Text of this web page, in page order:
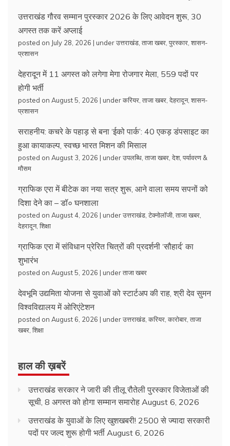
उत्तराखंड गौरव सम्मान पुरस्कार 2026 के लिए आवेदन शुरू, 30
अगस्त तक करें अप्लाई
posted on July 28, 2026 | underउत्तराखंड ताजा खबर पुरस्कार शासन-
प्रशासन
देहरादून में 11 अगस्त को लगेगा मेगा रोजगार मेला, 559 पदों पर
होगी भर्ती
posted on August 5, 2026 | underकरियर ताजा खबर देहरादून, शासन-
प्रशासन
सराहनीय: कचरे के पहाड़ से बना ‘ईको पार्क’: 40 एकड़ डंपसाइट का
हुआ कायाकल्प, स्वच्छ भारत मिशन की मिसाल
posted on August 3, 2026 | underउपलब्धि ताजा खबर देश, पर्यावरण &
मौसम
ग्राफिक एरा में बीटेक का नया सत्र शुरू, आने वाला समय सपनों को
दिशा देने का – डॉ० घनशाला
posted on August 4, 2026 | underउत्तराखंड टेक्नोलॉजी ताजा खबर
देहरादून, शिक्षा
ग्राफिक एरा में संविधान प्रेरित चित्रों की प्रदर्शनी ‘सौहार्द’ का
शुभारंभ
posted on August 5, 2026 | underताजा खबर
देवभूमि उद्यमिता योजना से युवाओं को स्टार्टअप की राह, श्री देव सुमन
विश्वविद्यालय में ओरिएंटेशन
posted on August 6, 2026 | underउत्तराखंड करियर कारोबार ताजा
खबर शिक्षा
हाल की ख़बरें
उत्तराखंड सरकार ने जारी की तीलू रौतेली पुरस्कार विजेताओं की
सूची, 8 अगस्त को होगा सम्मान समारोह August 6, 2026
उत्तराखंड के युवाओं के लिए खुशखबरी! 2500 से ज्यादा सरकारी
पदों पर जल्द शुरू होगी भर्ती August 6, 2026